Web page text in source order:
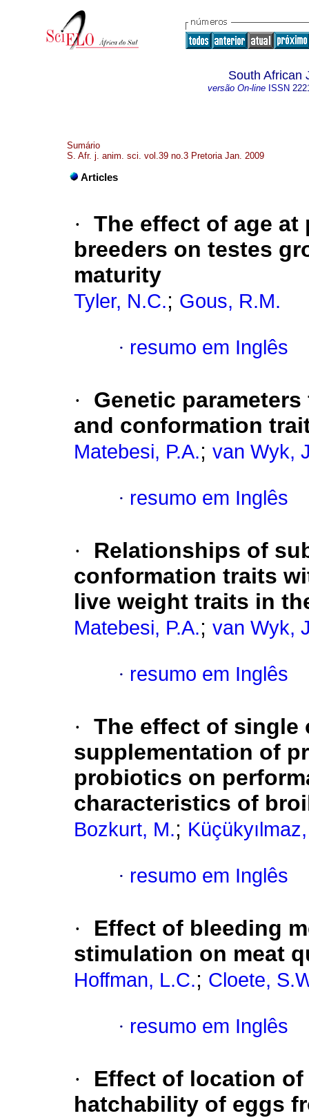
South African
versão On-line ISSN
Sumário
S. Afr. j. anim. sci. vol.39 no.3 Pretoria Jan. 2009
Articles
· The effect of age
breeders on testes
maturity
Tyler, N.C.; Gous, R.M.
· resumo em Inglês
·
Genetic
and conformation
Matebesi, P.A.; van Wyk,
· resumo em Inglês
·
Relationships of
conformation traits
live weight traits in
Matebesi, P.A.; van Wyk,
· resumo em Inglês
· The effect of single
supplementation of
probiotics on
characteristics of
Bozkurt, M.;
· resumo em Inglês
·
Effect of bleeding
stimulation on meat
Hoffman, L.C.; Cloete,
· resumo em Inglês
·
Effect of location
hatchability of eggs